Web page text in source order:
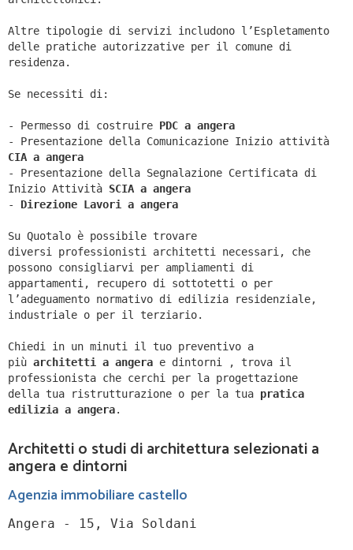
Altre tipologie di servizi includono l’Espletamento
delle pratiche autorizzative per il comune di
residenza.
Se necessiti di:
- Permesso di costruire PDC a angera
- Presentazione della Comunicazione Inizio attività
CIA a angera
- Presentazione della Segnalazione Certificata di
Inizio Attività SCIA a angera
- Direzione Lavori a angera
Su Quotalo è possibile trovare
diversi professionisti architetti necessari, che
possono consigliarvi per ampliamenti di
appartamenti, recupero di sottotetti o per
l’adeguamento normativo di edilizia residenziale,
industriale o per il terziario.
Chiedi in un minuti il tuo preventivo a
più architetti a angera e dintorni ,
trova il
professionista che cerchi per la progettazione
della tua ristrutturazione o per la tua pratica
edilizia a angera.
Architetti o studi di architettura selezionati a
angera e dintorni
Agenzia immobiliare castello
Angera - 15, Via Soldani